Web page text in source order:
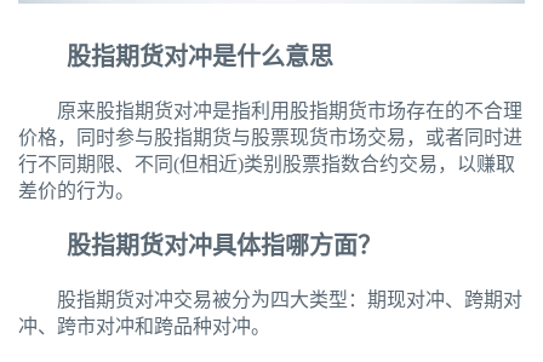
股指期货对冲是什么意思
原来股指期货对冲是指利用股指期货市场存在的不合理
价格，同时参与股指期货与股票现货市场交易，或者同时进
行不同期限、不同(但相近)类别股票指数合约交易，以赚取
差价的行为。
股指期货对冲具体指哪方面？
股指期货对冲交易被分为四大类型：期现对冲、跨期对
冲、跨市对冲和跨品种对冲。